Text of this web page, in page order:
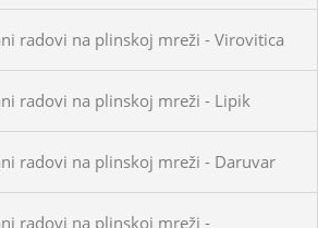
radovi na plinskoj mreži - Virovitica
radovi na plinskoj mreži - Lipik
radovi na plinskoj mreži - Daruvar
radovi na plinskoj mreži -